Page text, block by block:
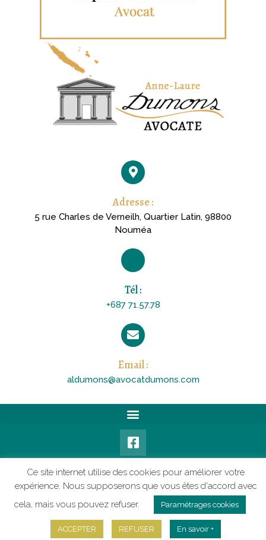
Adresse :
5 rue Charles de Verneilh, Quartier Latin, 98800
Nouméa
Tél :
+687 71.57.78
Email :
aldumons@avocatdumons.com
Mentions légales
Conditions Générales de Vente
Politique de confidentialité
Politique des cookies
Ce site internet utilise des cookies pour améliorer votre
expérience. Nous supposerons que vous êtes d'accord avec
cela, mais vous pouvez refuser.
Paramétrages cookies
ACCEPTER REFUSER En savoir +